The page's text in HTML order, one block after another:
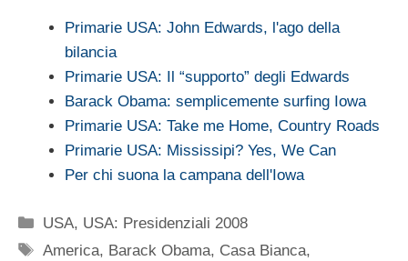
Primarie USA: John Edwards, l'ago della
bilancia
Primarie USA: Il “supporto” degli Edwards
Barack Obama: semplicemente surfing Iowa
Primarie USA: Take me Home, Country Roads
Primarie USA: Mississipi? Yes, We Can
Per chi suona la campana dell'Iowa
Categorie
USA, USA: Presidenziali 2008
Tag
America, Barack Obama, Casa Bianca,